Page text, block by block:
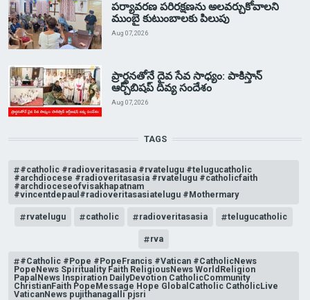
పర్యావరణ పరిరక్షణను అలవర్చుకోవాలని
ముంబై కుటుంబాలకు పిలుపు
Aug 07, 2026
ప్రార్థనతోనే దైవ సేవ సాధ్యం: పాకిస్తాన్‌
ఆర్చ్‌బిషప్ దివ్య సందేశం
Aug 07, 2026
TAGS
#catholic #radioveritasasia #rvatelugu #telugucatholic
#archdiocese #radioveritasasia #rvatelugu #catholicfaith
#archdioceseofvisakhapatnam
#vincentdepaul#radioveritasasiatelugu #Mothermary
rvatelugu catholic radioveritasasia telugucatholic
rva
#Catholic #Pope #PopeFrancis #Vatican #CatholicNews
PopeNews Spirituality Faith ReligiousNews WorldReligion
PapalNews Inspiration DailyDevotion CatholicCommunity
ChristianFaith PopeMessage Hope GlobalCatholic CatholicLive
VaticanNews pujithanagalli pjsri